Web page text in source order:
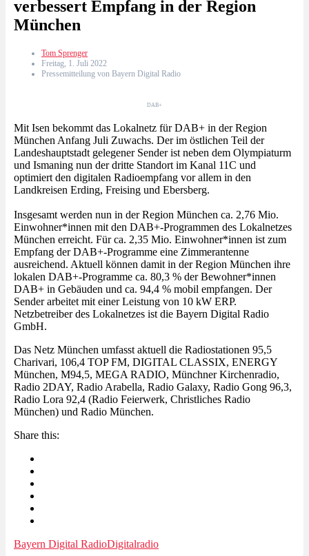
verbessert Empfang in der Region
München
Tom Sprenger
Freitag, 1. Juli 2022
Pressemitteilung von Bayern Digital Radio
DAB+
Mit Isen bekommt das Lokalnetz für DAB+ in der Region
München Anfang Juli Zuwachs. Der im östlichen Teil der
Landeshauptstadt gelegener Sender ist neben dem Olympiaturm
und Ismaning nun der dritte Standort im Kanal 11C und
optimiert den digitalen Radioempfang vor allem in den
Landkreisen Erding, Freising und Ebersberg.
Insgesamt werden nun in der Region München ca. 2,76 Mio.
Einwohner*innen mit den DAB+-Programmen des Lokalnetzes
München erreicht. Für ca. 2,35 Mio. Einwohner*innen ist zum
Empfang der DAB+-Programme eine Zimmerantenne
ausreichend. Aktuell können damit in der Region München ihre
lokalen DAB+-Programme ca. 80,3 % der Bewohner*innen
DAB+ in Gebäuden und ca. 94,4 % mobil empfangen. Der
Sender arbeitet mit einer Leistung von 10 kW ERP.
Netzbetreiber des Lokalnetzes ist die Bayern Digital Radio
GmbH.
Das Netz München umfasst aktuell die Radiostationen 95,5
Charivari, 106,4 TOP FM, DIGITAL CLASSIX, ENERGY
München, M94,5, MEGA RADIO, Münchner Kirchenradio,
Radio 2DAY, Radio Arabella, Radio Galaxy, Radio Gong 96,3,
Radio Lora 92,4 (Radio Feierwerk, Christliches Radio
München) und Radio München.
Share this:
Bayern Digital RadioDigitalradio